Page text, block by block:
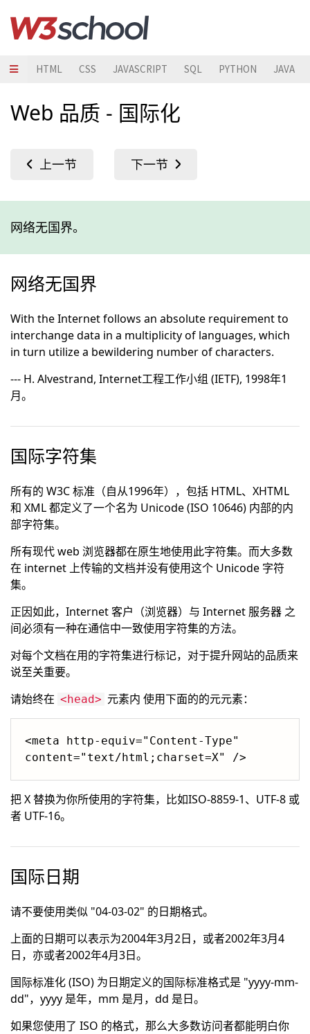
HTML CSS JAVASCRIPT SQL PYTHON JAVA
Web 品质 - 国际化
网络无国界。
网络无国界
With the Internet follows an absolute requirement to
interchange data in a multiplicity of languages, which
in turn utilize a bewildering number of characters.
--- H. Alvestrand, Internet工程工作小组 (IETF), 1998年1
月。
国际字符集
所有的 W3C 标准（自从1996年），包括 HTML、XHTML
和 XML 都定义了一个名为 Unicode (ISO 10646) 内部的内
部字符集。
所有现代 web 浏览器都在原生地使用此字符集。而大多数
在 internet 上传输的文档并没有使用这个 Unicode 字符
集。
正因如此，Internet 客户（浏览器）与 Internet 服务器 之
间必须有一种在通信中一致使用字符集的方法。
对每个文档在用的字符集进行标记，对于提升网站的品质来
说至关重要。
请始终在 <head> 元素内 使用下面的的元元素：
<meta http-equiv="Content-Type"
把 X 替换为你所使用的字符集，比如ISO-8859-1、UTF-8 或
者 UTF-16。
国际日期
请不要使用类似 "04-03-02" 的日期格式。
上面的日期可以表示为2004年3月2日，或者2002年3月4
日，亦或者2002年4月3日。
国际标准化 (ISO) 为日期定义的国际标准格式是 "yyyy-mm-
dd"，yyyy 是年，mm 是月，dd 是日。
如果您使用了 ISO 的格式，那么大多数访问者都能明白你